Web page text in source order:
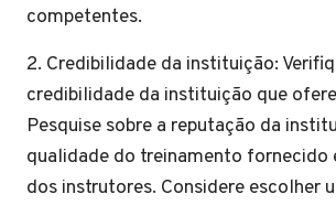
competentes.
2. Credibilidade da instituição:
credibilidade da instituição que
Pesquise sobre a reputação da
qualidade do treinamento fornecido
dos instrutores. Considere escolher